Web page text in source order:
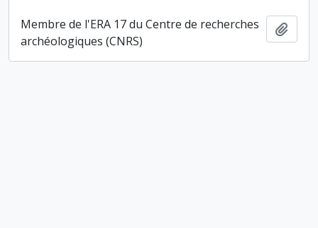
Membre de l'ERA 17 du Centre de recherches
archéologiques (CNRS)